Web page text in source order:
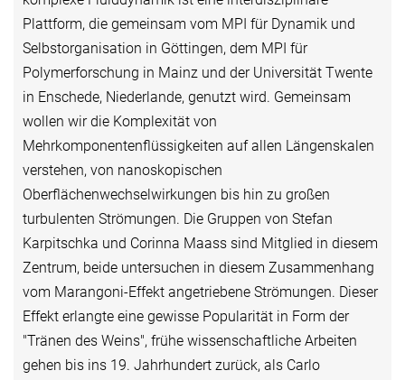
Plattform, die gemeinsam vom MPI für Dynamik und
Selbstorganisation in Göttingen, dem MPI für
Polymerforschung in Mainz und der Universität Twente
in Enschede, Niederlande, genutzt wird. Gemeinsam
wollen wir die Komplexität von
Mehrkomponentenflüssigkeiten auf allen Längenskalen
verstehen, von nanoskopischen
Oberflächenwechselwirkungen bis hin zu großen
turbulenten Strömungen. Die Gruppen von Stefan
Karpitschka und Corinna Maass sind Mitglied in diesem
Zentrum, beide untersuchen in diesem Zusammenhang
vom Marangoni-Effekt angetriebene Strömungen. Dieser
Effekt erlangte eine gewisse Popularität in Form der
"Tränen des Weins", frühe wissenschaftliche Arbeiten
gehen bis ins 19. Jahrhundert zurück, als Carlo